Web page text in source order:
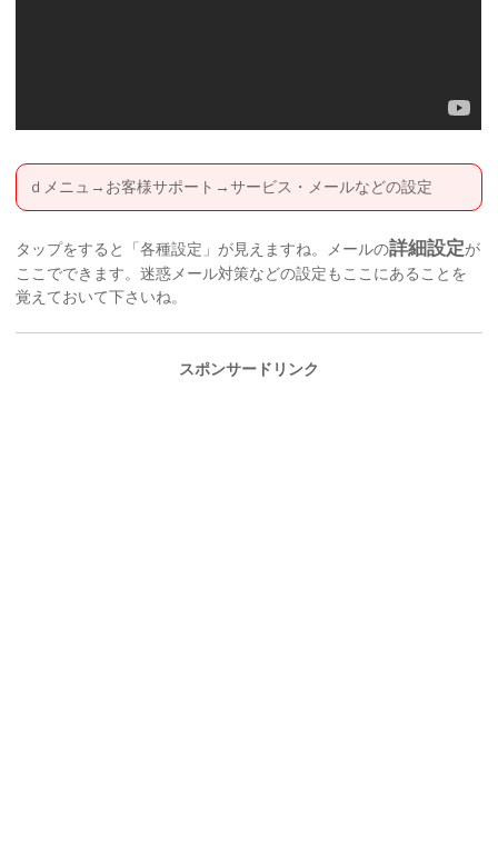
ｄメニュ→お客様サポート→サービス・メールなどの設定
タップをすると「各種設定」が見えますね。メールの詳細設定が
ここでできます。迷惑メール対策などの設定もここにあることを
覚えておいて下さいね。
スポンサードリンク